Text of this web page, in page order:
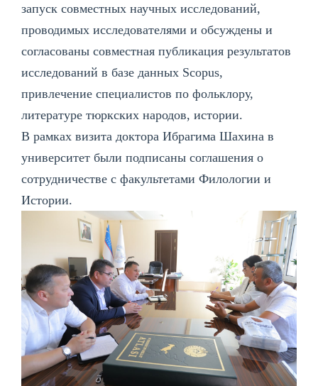
запуск совместных научных исследований,
проводимых исследователями и обсуждены и
согласованы совместная публикация результатов
исследований в базе данных Scopus,
привлечение специалистов по фольклору,
литературе тюркских народов, истории.
В рамках визита доктора Ибрагима Шахина в
университет были подписаны соглашения о
сотрудничестве с факультетами Филологии и
Истории.